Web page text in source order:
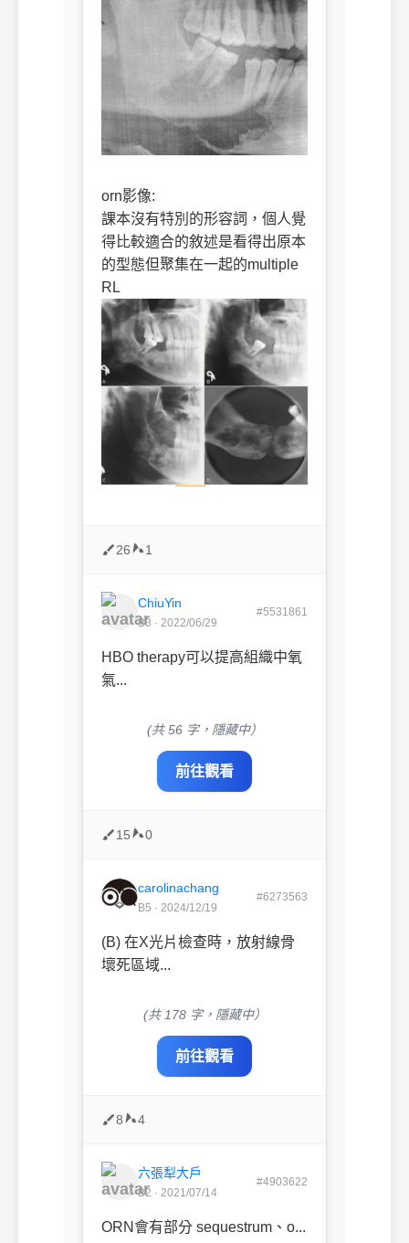
orn影像:
課本沒有特別的形容詞，個人覺
得比較適合的敘述是看得出原本
的型態但聚集在一起的multiple
RL
26 1
ChiuYin
B3 · 2022/06/29
#5531861
HBO therapy可以提高組織中氧
氣...
(共 56 字，隱藏中）
前往觀看
15 0
carolinachang
B5 · 2024/12/19
#6273563
(B) 在X光片檢查時，放射線骨
壞死區域...
(共 178 字，隱藏中）
前往觀看
8 4
六張犁大戶
B2 · 2021/07/14
#4903622
ORN會有部分 sequestrum、o...